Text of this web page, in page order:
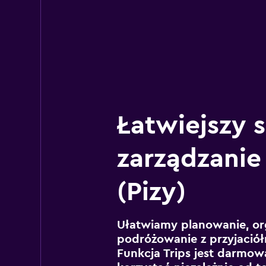
Łatwiejszy
(Pizy)
Ułatwiamy planowanie,
podróżowanie z
Funkcja Trips jest